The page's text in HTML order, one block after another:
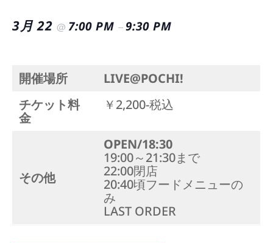
3月 22 @ 7:00 PM –9:30 PM
開催場所
LIVE@POCHI!
チケット料
金
￥2,200-税込
その他
OPEN/18:30
19:00～21:30まで
22:00閉店
20:40頃フードメニューの
み
LAST ORDER